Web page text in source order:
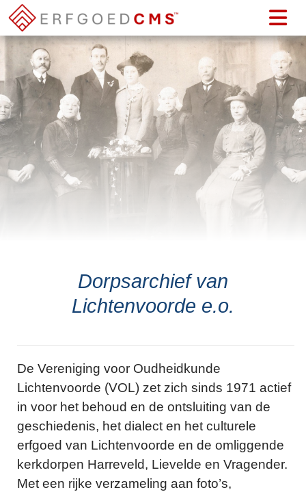
Dorpsarchief van
Lichtenvoorde e.o.
De Vereniging voor Oudheidkunde
Lichtenvoorde (VOL) zet zich sinds 1971 actief
in voor het behoud en de ontsluiting van de
geschiedenis, het dialect en het culturele
erfgoed van Lichtenvoorde en de omliggende
kerkdorpen Harreveld, Lievelde en Vragender.
Met een rijke verzameling aan foto’s,